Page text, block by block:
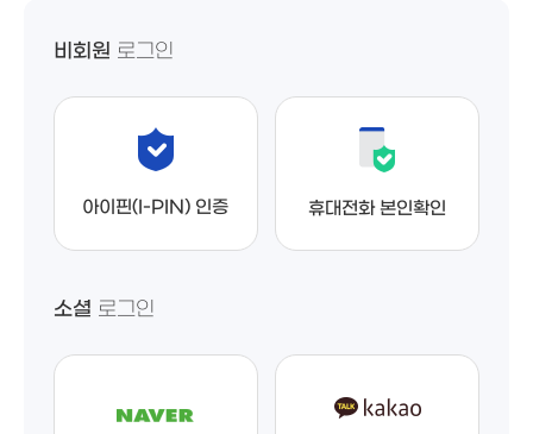
비회원 로그인
아이핀(I-PIN) 인증 휴대전화 본인확인
소셜 로그인